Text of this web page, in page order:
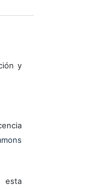
y
esta